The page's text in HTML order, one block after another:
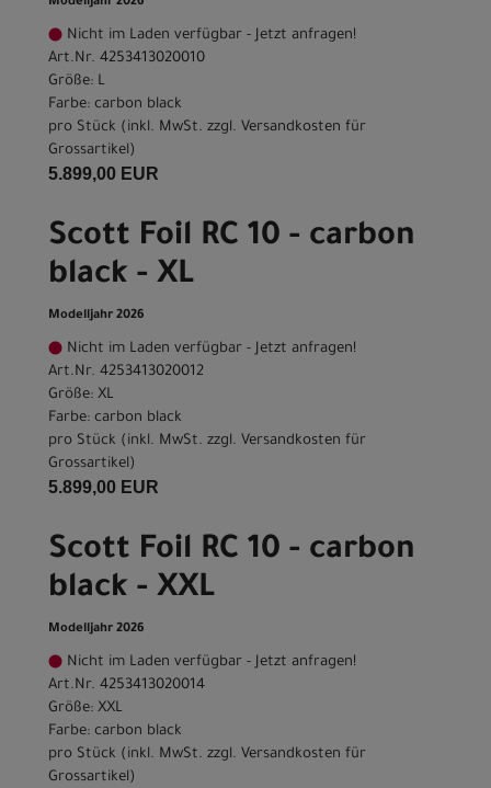
Modelljahr 2026
Nicht im Laden verfügbar - Jetzt anfragen!
Art.Nr. 4253413020010
Größe: L
Farbe: carbon black
pro Stück (inkl. MwSt. zzgl. Versandkosten für
Grossartikel)
5.899,00 EUR
Scott Foil RC 10 - carbon
black - XL
Modelljahr 2026
Nicht im Laden verfügbar - Jetzt anfragen!
Art.Nr. 4253413020012
Größe: XL
Farbe: carbon black
pro Stück (inkl. MwSt. zzgl. Versandkosten für
Grossartikel)
5.899,00 EUR
Scott Foil RC 10 - carbon
black - XXL
Modelljahr 2026
Nicht im Laden verfügbar - Jetzt anfragen!
Art.Nr. 4253413020014
Größe: XXL
Farbe: carbon black
pro Stück (inkl. MwSt. zzgl. Versandkosten für
Grossartikel)